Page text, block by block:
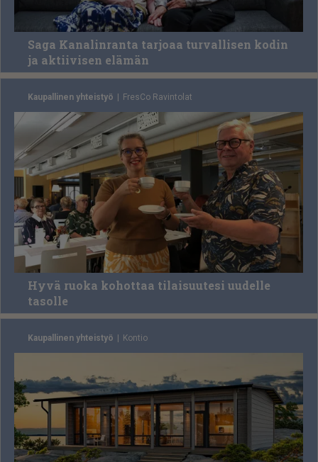
Saga Kanalinranta tarjoaa turvallisen kodin
ja aktiivisen elämän
Kaupallinen yhteistyö Fres­Co Ra­vin­to­lat
Hyvä ruoka kohottaa tilaisuutesi uudelle
tasolle
Kaupallinen yhteistyö Kon­tio